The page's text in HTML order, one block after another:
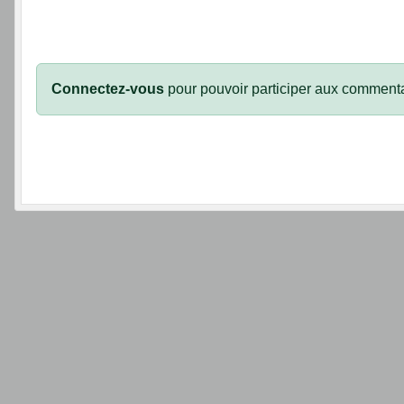
Connectez-vous pour pouvoir participer aux